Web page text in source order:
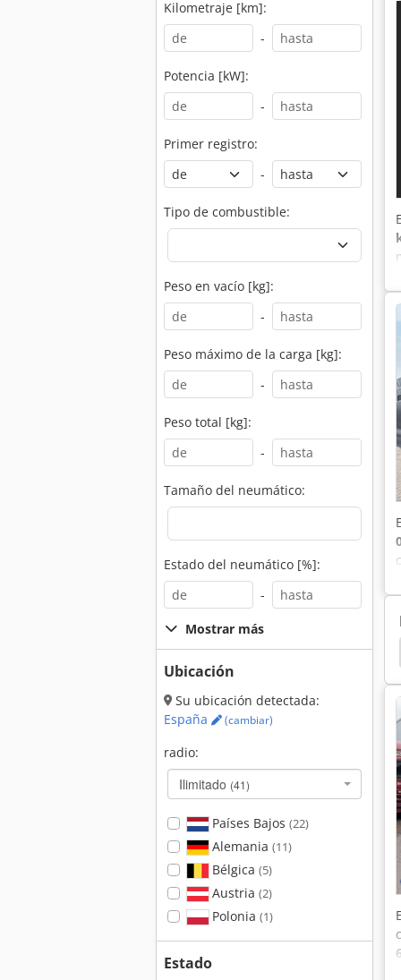
Kilometraje [km]:
-
Potencia [kW]:
-
Primer registro:
-
Tipo de combustible:
Peso en vacío [kg]:
-
Peso máximo de la carga [kg]:
-
Peso total [kg]:
-
Tamaño del neumático:
Estado del neumático [%]:
-
Mostrar más
Ubicación
Su ubicación detectada:
España
(cambiar)
radio:
Ilimitado (41)
Países Bajos (22)
Alemania (11)
Bélgica (5)
Austria (2)
Polonia (1)
Estado
6